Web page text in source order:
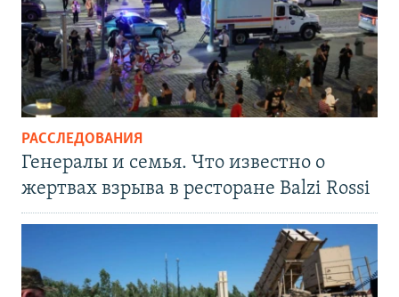
РАССЛЕДОВАНИЯ
Генералы и семья. Что известно о
жертвах взрыва в ресторане Balzi Rossi